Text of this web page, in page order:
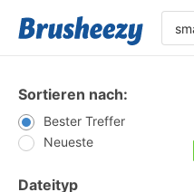
Sortieren nach:
Bester Treffer
Neueste
Dateityp